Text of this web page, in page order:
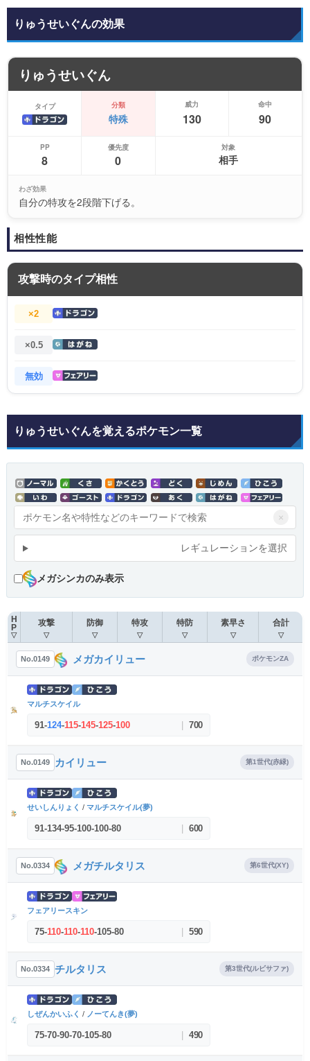
りゅうせいぐんの効果
りゅうせいぐん
タイプ 分類
特殊
威力
130
命中
90
PP
8
優先度
0
対象
相手
わざ効果
自分の特攻を2段階下げる。
相性性能
攻撃時のタイプ相性
×2
×0.5
無効
りゅうせいぐんを覚えるポケモン一覧
×
レギュレーションを選択
メガシンカのみ表示
H
P
▽
攻撃
▽
防御
▽
特攻
▽
特防
▽
素早さ
▽
合計
▽
No.0149 メガカイリュー ポケモンZA
マルチスケイル
91-124-115-145-125-100 | 700
No.0149 カイリュー 第1世代(赤緑)
せいしんりょく / マルチスケイル(夢)
91-134-95-100-100-80 | 600
No.0334 メガチルタリス 第6世代(XY)
フェアリースキン
75-110-110-110-105-80 | 590
No.0334 チルタリス 第3世代(ルビサファ)
しぜんかいふく / ノーてんき(夢)
75-70-90-70-105-80 | 490